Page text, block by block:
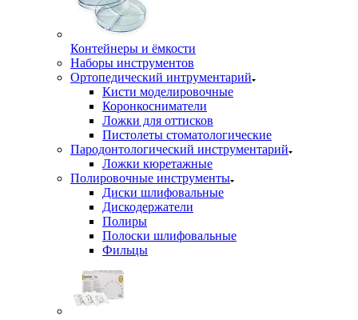
Контейнеры и ёмкости
Наборы инструментов
Ортопедический интрументарий
Кисти моделировочные
Коронкосниматели
Ложки для оттисков
Пистолеты стоматологические
Пародонтологический инструментарий
Ложки кюретажные
Полировочные инструменты
Диски шлифовальные
Дискодержатели
Полиры
Полоски шлифовальные
Фильцы